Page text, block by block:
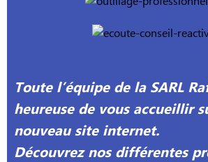
Toute l’équipe de la SARL
heureuse de vous accueillir
nouveau site internet.
Découvrez nos différentes